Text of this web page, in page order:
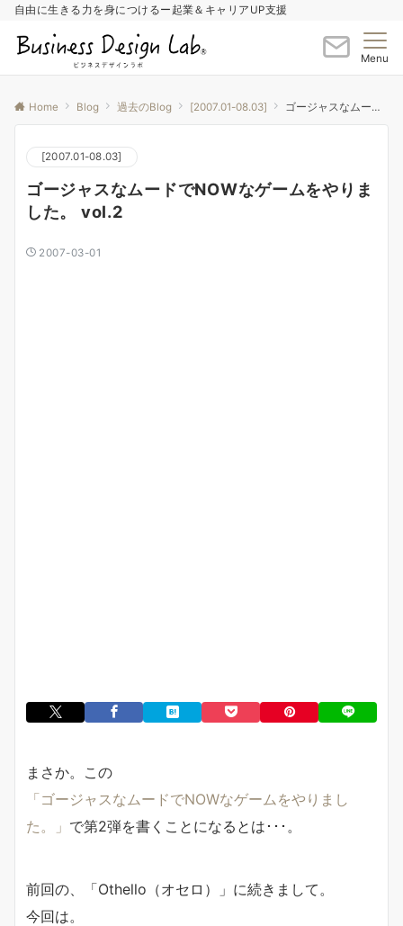
自由に生きる力を身につけるー起業＆キャリアUP支援
Menu
Home Blog 過去のBlog [2007.01-08.03] ゴージャスなムードでNOWなゲームをやりました。 vol.2
[2007.01-08.03]
ゴージャスなムードでNOWなゲームをやりま
した。 vol.2
2007-03-01
まさか。この
「ゴージャスなムードでNOWなゲームをやりまし
た。」 で第2弾を書くことになるとは･･･。
前回の、「Othello（オセロ）」に続きまして。
今回は。